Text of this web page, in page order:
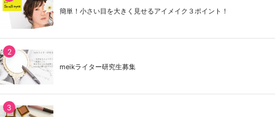
簡単！小さい目を大きく見せるアイメイク３ポイント！
meikライター研究生募集